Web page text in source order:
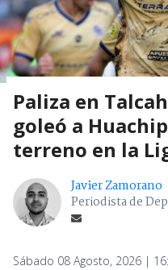
Paliza en
goleó a
terreno en la
Javier Zamorano
Periodista de
Sábado 08 Agosto, 2026 |